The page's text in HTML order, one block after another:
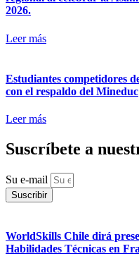
2026.
Leer más
Estudiantes competidores
con el respaldo del Mineduc
Leer más
Suscríbete a
Su e-mail
Suscribir
WorldSkills Chile dirá
Habilidades Técnicas en